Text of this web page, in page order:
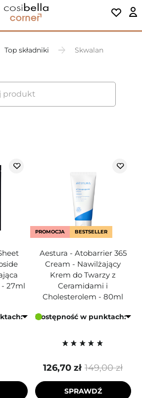
Top składniki Skwalan
produkt
- 27ml
PROMOCJA BESTSELLER
Aestura - Atobarrier 365
Cream - Nawilżający
Krem do Twarzy z
Ceramidami i
Cholesterolem - 80ml
Dostępność w punktach:
149,00 zł
126,70 zł
SPRAWDŹ